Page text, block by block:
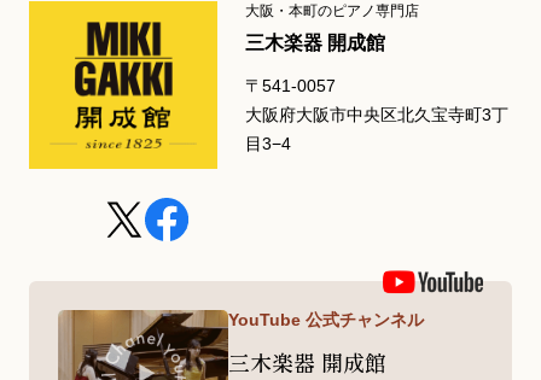
大阪・本町のピアノ専門店
三木楽器 開成館
〒541-0057
大阪府大阪市中央区北久宝寺町3丁
目3−4
YouTube 公式チャンネル
三木楽器 開成館